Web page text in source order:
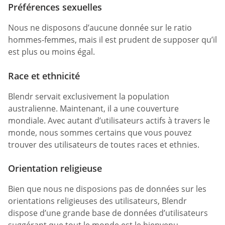
Préférences sexuelles
Nous ne disposons d’aucune donnée sur le ratio
hommes-femmes, mais il est prudent de supposer qu’il
est plus ou moins égal.
Race et ethnicité
Blendr servait exclusivement la population
australienne. Maintenant, il a une couverture
mondiale. Avec autant d’utilisateurs actifs à travers le
monde, nous sommes certains que vous pouvez
trouver des utilisateurs de toutes races et ethnies.
Orientation religieuse
Bien que nous ne disposions pas de données sur les
orientations religieuses des utilisateurs, Blendr
dispose d’une grande base de données d’utilisateurs